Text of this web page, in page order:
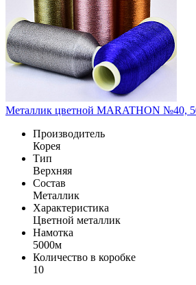
Металлик цветной MARATHON №40,
Производитель
Корея
Тип
Верхняя
Состав
Металлик
Характеристика
Цветной металлик
Намотка
5000м
Количество в коробке
10